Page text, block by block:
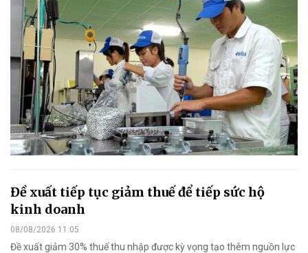
Đề xuất tiếp tục giảm thuế để tiếp sức hộ
kinh doanh
08/08/2026 11:05
Đề xuất giảm 30% thuế thu nhập được kỳ vọng tạo thêm nguồn lực